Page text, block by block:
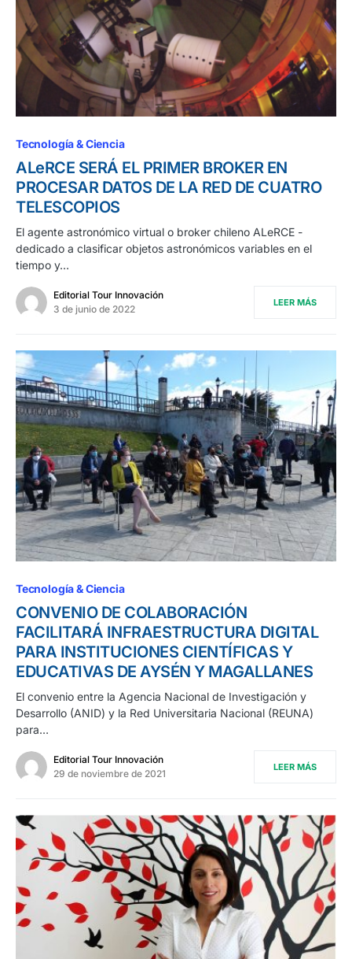
Tecnología & Ciencia
ALeRCE SERÁ EL PRIMER BROKER EN
PROCESAR DATOS DE LA RED DE CUATRO
TELESCOPIOS
El agente astronómico virtual o broker chileno ALeRCE -
dedicado a clasificar objetos astronómicos variables en el
tiempo y…
Editorial Tour Innovación
3 de junio de 2022
LEER MÁS
Tecnología & Ciencia
CONVENIO DE COLABORACIÓN
FACILITARÁ INFRAESTRUCTURA DIGITAL
PARA INSTITUCIONES CIENTÍFICAS Y
EDUCATIVAS DE AYSÉN Y MAGALLANES
El convenio entre la Agencia Nacional de Investigación y
Desarrollo (ANID) y la Red Universitaria Nacional (REUNA)
para…
Editorial Tour Innovación
29 de noviembre de 2021
LEER MÁS